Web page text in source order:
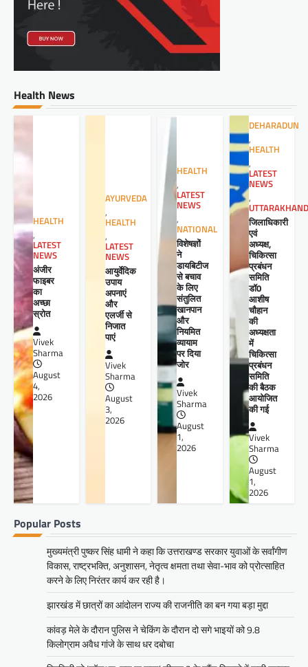
Health News
HEALTH
,
LATEST
NEWS
अंजीर
फाइबर
का
अच्छा
स्रोत
Vivek
Sharma
August
4,
2026
AYURVEDA
,
HEALTH
,
LATEST
NEWS
आयुर्वेदिक
उपाय
अपनाएं
और
एलर्जी से
निजात
पाएं
Vivek
Sharma
August
3,
2026
HEALTH
,
LATEST
NEWS
,
NATIONAL
विशेषज्ञों
ने
डायबिटीज
से बचाव
के लिए
संतुलित
खानपान
और
नियमित
व्यायाम
पर दिया
जोर
Vivek
Sharma
August
1,
2026
DEHARADUN
,
HEALTH
,
LATEST
NEWS
,
UTTARAKHAND
जिलाधिकारी
एवं
अध्यक्ष,
चिकित्सा
प्रबंधन
समिति
डॉ0
आशीष
चौहान
की
अध्यक्षता
में
चिकित्सा
प्रबंधन
समिति
की बैठक
आयोजित
की गई
Vivek
Sharma
August
1,
2026
Popular Posts
मुख्यमंत्री पुष्कर सिंह धामी ने कहा कि उत्तराखण्ड सरकार युवाओं के सर्वांगीण
विकास, राष्ट्रभक्ति, अनुशासन, नेतृत्व क्षमता तथा सेवा-भाव को प्रोत्साहित
करने के लिए निरंतर कार्य कर रही है।
झारखंड में छात्रों का आंदोलन राज्य की राजनीति का बन गया बड़ा मुद्दा
कांवड़ मेले के दौरान पुलिस ने चेकिंग के दौरान दो सगे भाइयों को 9.8
किलोग्राम अवैध गांजे के साथ धर दबोचा